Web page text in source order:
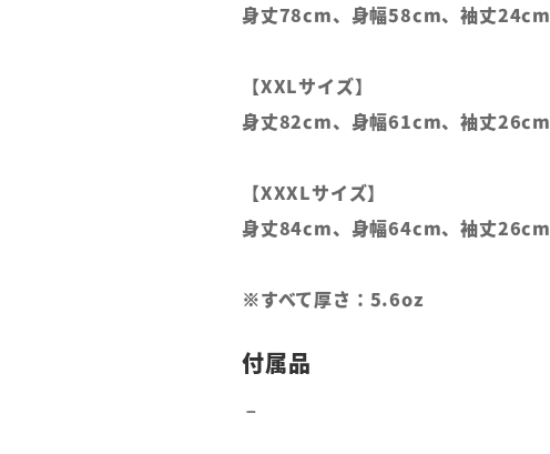
身丈78cm、身幅58cm、袖丈24cm
【XXLサイズ】
身丈82cm、身幅61cm、袖丈26cm
【XXXLサイズ】
身丈84cm、身幅64cm、袖丈26cm
※すべて厚さ：5.6oz